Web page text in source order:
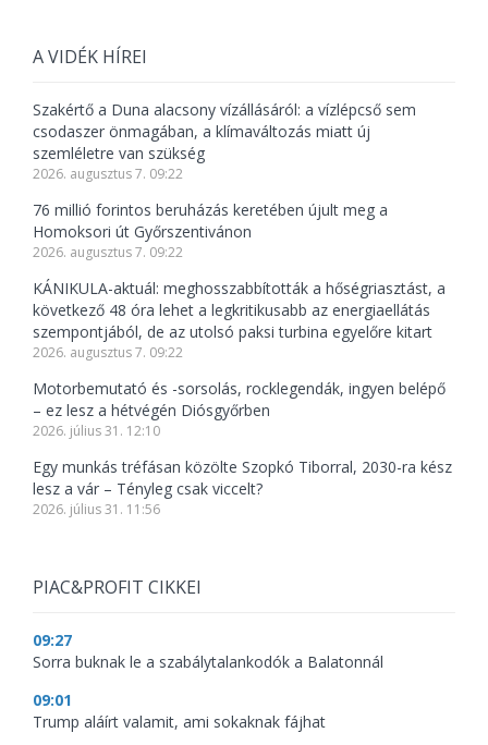
A VIDÉK HÍREI
Szakértő a Duna alacsony vízállásáról: a vízlépcső sem
csodaszer önmagában, a klímaváltozás miatt új
szemléletre van szükség
2026. augusztus 7. 09:22
76 millió forintos beruházás keretében újult meg a
Homoksori út Győrszentivánon
2026. augusztus 7. 09:22
KÁNIKULA-aktuál: meghosszabbították a hőségriasztást, a
következő 48 óra lehet a legkritikusabb az energiaellátás
szempontjából, de az utolsó paksi turbina egyelőre kitart
2026. augusztus 7. 09:22
Motorbemutató és -sorsolás, rocklegendák, ingyen belépő
– ez lesz a hétvégén Diósgyőrben
2026. július 31. 12:10
Egy munkás tréfásan közölte Szopkó Tiborral, 2030-ra kész
lesz a vár – Tényleg csak viccelt?
2026. július 31. 11:56
PIAC&PROFIT CIKKEI
09:27
Sorra buknak le a szabálytalankodók a Balatonnál
09:01
Trump aláírt valamit, ami sokaknak fájhat